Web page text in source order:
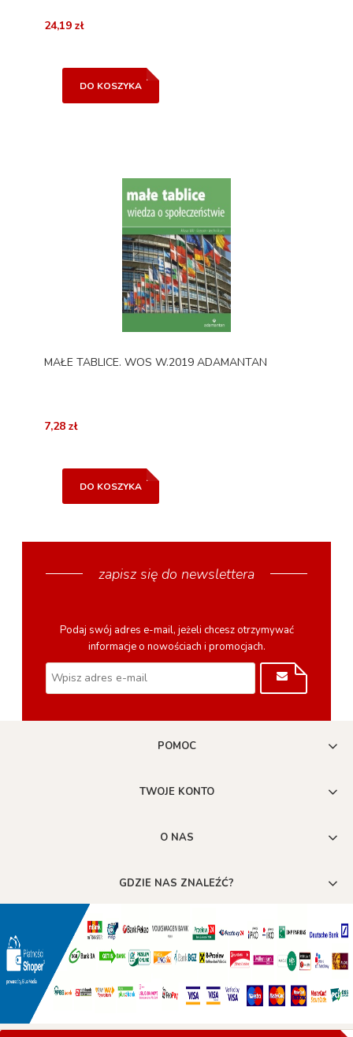
24,19 zł
DO KOSZYKA
MAŁE TABLICE. WOS W.2019 ADAMANTAN
7,28 zł
DO KOSZYKA
zapisz się do newslettera
Podaj swój adres e-mail, jeżeli chcesz otrzymywać
informacje o nowościach i promocjach.
POMOC
TWOJE KONTO
O NAS
GDZIE NAS ZNALEŹĆ?